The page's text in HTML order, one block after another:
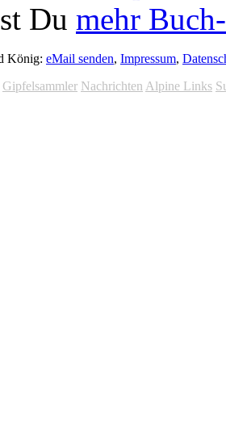
Du mehr
König: eMail senden, Impressum,
Gipfelsammler Nachrichten Alpine Links